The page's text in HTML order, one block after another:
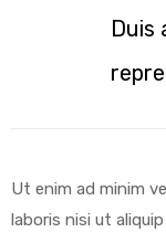
Duis
Ut enim ad minim
laboris nisi ut